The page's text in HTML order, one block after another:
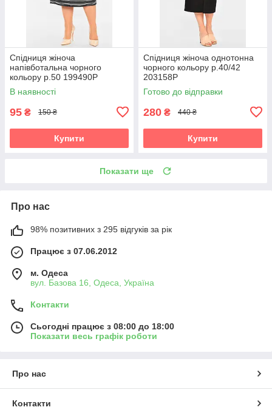
Спідниця жіноча
напівботальна чорного
кольору р.50 199490P
В наявності
95 ₴ 150 ₴
Купити
Спідниця жіноча однотонна
чорного кольору р.40/42
203158P
Готово до відправки
280 ₴ 440 ₴
Купити
Показати ще
Про нас
98% позитивних з 295 відгуків за рік
Працює з 07.06.2012
м. Одеса
вул. Базова 16, Одеса, Україна
Контакти
Сьогодні працює з 08:00 до 18:00
Показати весь графік роботи
Про нас
Контакти